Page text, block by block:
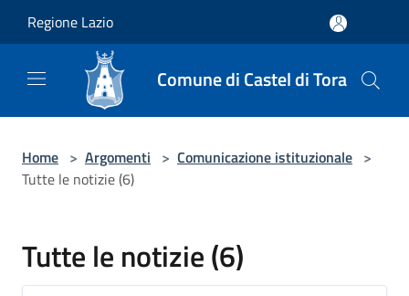
Regione Lazio
Comune di Castel di Tora
Home > Argomenti > Comunicazione istituzionale >
Tutte le notizie (6)
Tutte le notizie (6)